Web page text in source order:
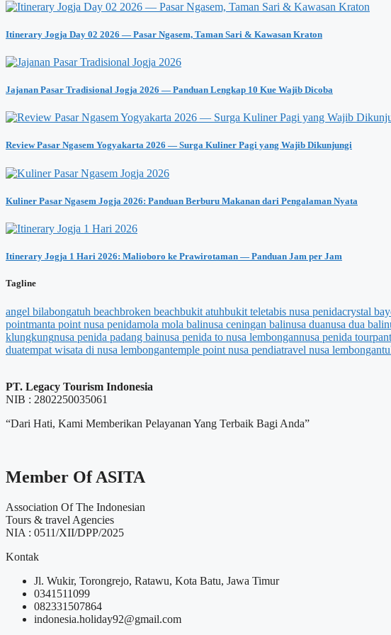
Itinerary Jogja Day 02 2026 — Pasar Ngasem, Taman Sari & Kawasan Kraton
Jajanan Pasar Tradisional Jogja 2026 — Panduan Lengkap 10 Kue Wajib Dicoba
Review Pasar Ngasem Yogyakarta 2026 — Surga Kuliner Pagi yang Wajib Dikunjungi
Kuliner Pasar Ngasem Jogja 2026: Panduan Berburu Makanan dari Pengalaman Nyata
Itinerary Jogja 1 Hari 2026: Malioboro ke Prawirotaman — Panduan Jam per Jam
Tagline
angel bilabongatuh beachbroken beachbukit atuhbukit teletabis nusa penidacrystal bay
pointmanta point nusa penidamola mola balinusa ceningan balinusa duanusa dua bali
klungkungnusa penida padang bainusa penida to nusa lembongannusa penida tour
duatempat wisata di nusa lembongantemple point nusa pendiatravel nusa lembongan
PT. Legacy Tourism Indonesia
NIB : 2802250035061
“Dari Hati, Kami Memberikan Pelayanan Yang Terbaik Bagi Anda”
Member Of ASITA
Association Of The Indonesian
Tours & travel Agencies
NIA : 0511/XII/DPP/2025
Kontak
Jl. Wukir, Torongrejo, Ratawu, Kota Batu, Jawa Timur
0341511099
082331507864
indonesia.holiday92@gmail.com